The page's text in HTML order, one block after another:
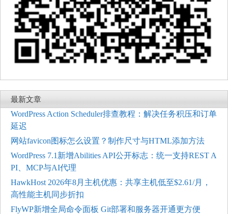
最新文章
WordPress Action Scheduler排查教程：解决任务积压和订单
延迟
网站favicon图标怎么设置？制作尺寸与HTML添加方法
WordPress 7.1新增Abilities API公开标志：统一支持REST A
PI、MCP与AI代理
HawkHost 2026年8月主机优惠：共享主机低至$2.61/月，
高性能主机同步折扣
FlyWP新增全局命令面板 Git部署和服务器开通更方便